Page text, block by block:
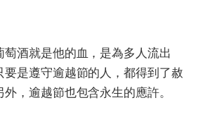
萄酒就是他的血，是為多人流出
要是遵守逾越節的人，都得到了赦
，逾越節也包含永生的應許。